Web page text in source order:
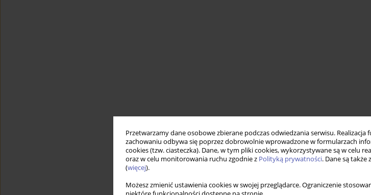
Przetwarzamy dane osobowe zbierane podczas odwiedzania serwisu.
zachowaniu odbywa się poprzez dobrowolnie wprowadzone w formularzach
cookies (tzw. ciasteczka). Dane, w tym pliki cookies, wykorzystywane są w celu
oraz w celu monitorowania ruchu zgodnie z Polityką prywatności. Dane są także
(więcej).
Możesz zmienić ustawienia cookies w swojej przeglądarce. Ograniczenie